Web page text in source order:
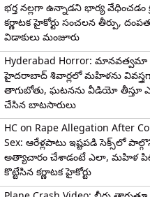
భర్త న‌ల్ల‌గా ఉన్నాడ‌ని భార్య వేధించ‌డం
కర్ణాటక హైకోర్టు సంచలన తీర్పు,
విడాకులు మంజూరు
Hyderabad Horror: మానవత్వమా
హైదరాబాద్ శివార్లలో మహిళను
తాగుబోతు, ఘటనను వీడియో తీస్తూ
చేసిన బాటసారులు
HC on Rape Allegation After
Sex: ఆరేళ్లపాటు ఇష్టపడి సెక్స్‌లో
అత్యాచారం చేశాడంటే ఎలా, మహిళ
కొట్టేసిన కర్ణాటక హైకోర్టు